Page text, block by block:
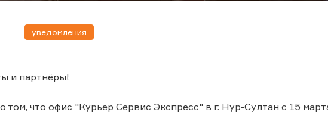
уведомления
и партнёры!
что офис "Курьер Сервис Экспресс" в г. Нур-Султан с 15